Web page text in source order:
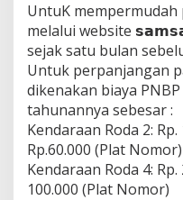
UntuK
melalui website
sejak satu bulan
Untuk perpanjangan
dikenakan biaya
tahunannya sebesar :
Kendaraan Roda 2:
Rp.60.000 (Plat Nomor)
Kendaraan Roda 4:
100.000 (Plat Nomor)